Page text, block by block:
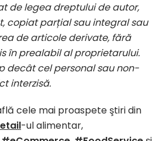
de legea dreptului de autor,
copiat parțial sau integral sau
de articole derivate, fără
în prealabil al proprietarului.
decât cel personal sau non-
interzisă.
cele mai proaspete ştiri din
-ul alimentar,